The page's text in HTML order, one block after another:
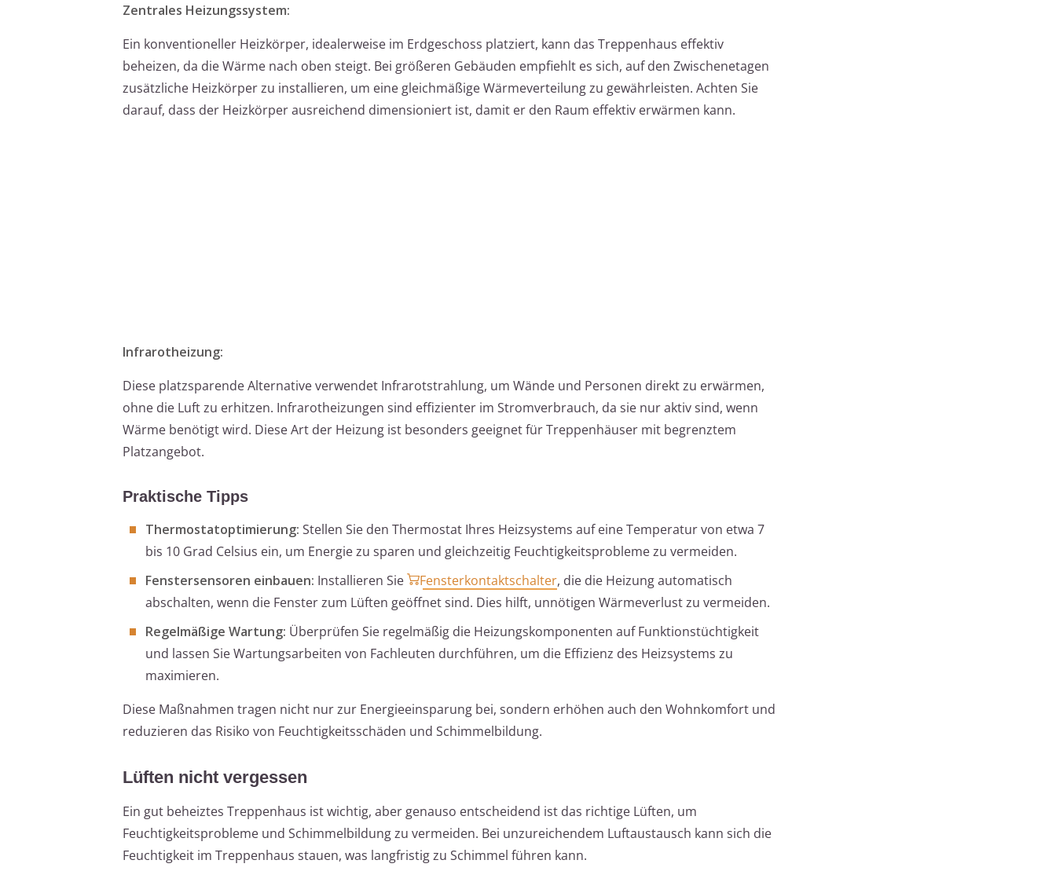
Zentrales Heizungssystem:
Ein konventioneller Heizkörper, idealerweise im Erdgeschoss platziert, kann das Treppenhaus effektiv
beheizen, da die Wärme nach oben steigt. Bei größeren Gebäuden empfiehlt es sich, auf den Zwischenetagen
zusätzliche Heizkörper zu installieren, um eine gleichmäßige Wärmeverteilung zu gewährleisten. Achten Sie
darauf, dass der Heizkörper ausreichend dimensioniert ist, damit er den Raum effektiv erwärmen kann.
Infrarotheizung:
Diese platzsparende Alternative verwendet Infrarotstrahlung, um Wände und Personen direkt zu erwärmen,
ohne die Luft zu erhitzen. Infrarotheizungen sind effizienter im Stromverbrauch, da sie nur aktiv sind, wenn
Wärme benötigt wird. Diese Art der Heizung ist besonders geeignet für Treppenhäuser mit begrenztem
Platzangebot.
Praktische Tipps
Thermostatoptimierung: Stellen Sie den Thermostat Ihres Heizsystems auf eine Temperatur von etwa 7
bis 10 Grad Celsius ein, um Energie zu sparen und gleichzeitig Feuchtigkeitsprobleme zu vermeiden.
Fenstersensoren einbauen: Installieren Sie Fensterkontaktschalter, die die Heizung automatisch
abschalten, wenn die Fenster zum Lüften geöffnet sind. Dies hilft, unnötigen Wärmeverlust zu vermeiden.
Regelmäßige Wartung: Überprüfen Sie regelmäßig die Heizungskomponenten auf Funktionstüchtigkeit
und lassen Sie Wartungsarbeiten von Fachleuten durchführen, um die Effizienz des Heizsystems zu
maximieren.
Diese Maßnahmen tragen nicht nur zur Energieeinsparung bei, sondern erhöhen auch den Wohnkomfort und
reduzieren das Risiko von Feuchtigkeitsschäden und Schimmelbildung.
Lüften nicht vergessen
Ein gut beheiztes Treppenhaus ist wichtig, aber genauso entscheidend ist das richtige Lüften, um
Feuchtigkeitsprobleme und Schimmelbildung zu vermeiden. Bei unzureichendem Luftaustausch kann sich die
Feuchtigkeit im Treppenhaus stauen, was langfristig zu Schimmel führen kann.